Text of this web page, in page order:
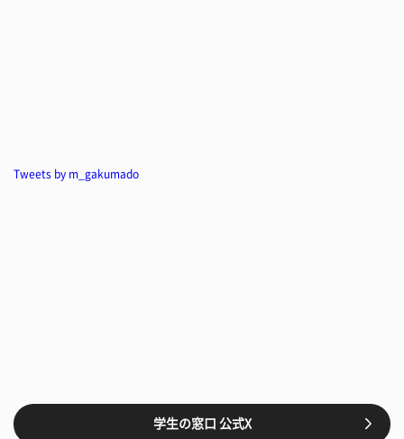
Tweets by m_gakumado
学生の窓口 公式X